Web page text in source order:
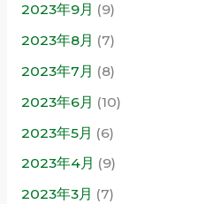
2023年9月 (9)
2023年8月 (7)
2023年7月 (8)
2023年6月 (10)
2023年5月 (6)
2023年4月 (9)
2023年3月 (7)